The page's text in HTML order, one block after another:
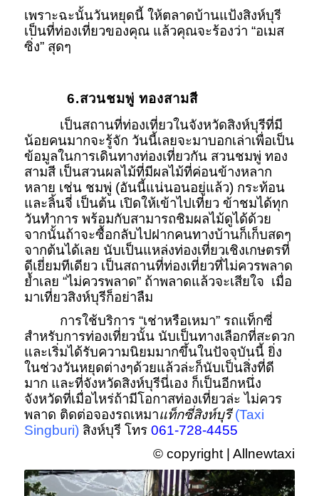
เพราะฉะนั้นวันหยุดนี้ ให้ตลาดบ้านแป้งสิงห์บุรี
เป็นที่ท่องเที่ยวของคุณ แล้วคุณจะร้องว่า “อเมส
ซิ่ง” สุดๆ
6.สวนชมพู่ ทองสามสี
เป็นสถานที่ท่องเที่ยวในจังหวัดสิงห์บุรีที่มี
น้อยคนมากจะรู้จัก วันนี้เลยจะมาบอกเล่าเพื่อเป็น
ข้อมูลในการเดินทางท่องเที่ยวกัน สวนชมพู่ ทอง
สามสี เป็นสวนผลไม้ที่มีผลไม้ที่ค่อนข้างหลาก
หลาย เช่น ชมพู่ (อันนี้แน่นอนอยู่แล้ว) กระท้อน
และลิ้นจี่ เป็นต้น เปิดให้เข้าไปเที่ยว ข้าชมได้ทุก
วันทำการ พร้อมกับสามารถชิมผลไม้ดูได้ด้วย
จากนั้นถ้าจะซื้อกลับไปฝากคนทางบ้านก็เก็บสดๆ
จากต้นได้เลย นับเป็นแหล่งท่องเที่ยวเชิงเกษตรที่
ดีเยี่ยมทีเดียว เป็นสถานที่ท่องเที่ยวที่ไม่ควรพลาด
ย้ำเลย “ไม่ควรพลาด” ถ้าพลาดแล้วจะเสียใจ เมื่อ
มาเที่ยวสิงห์บุรีก็อย่าลืม
การใช้บริการ “เช่าหรือเหมา” รถแท็กซี่
สำหรับการท่องเที่ยวนั้น นับเป็นทางเลือกที่สะดวก
และเริ่มได้รับความนิยมมากขึ้นในปัจจุบันนี้ ยิ่ง
ในช่วงวันหยุดต่างๆด้วยแล้วล่ะก็นับเป็นสิ่งที่ดี
มาก และที่จังหวัดสิงห์บุรีนี่เอง ก็เป็นอีกหนึ่ง
จังหวัดที่เมื่อไหร่ถ้ามีโอกาสท่องเที่ยวล่ะ ไม่ควร
พลาด ติดต่อจองรถเหมาแท็กซี่สิงห์บุรี (Taxi
Singburi)สิงห์บุรี โทร 061-728-4455
© copyright | Allnewtaxi